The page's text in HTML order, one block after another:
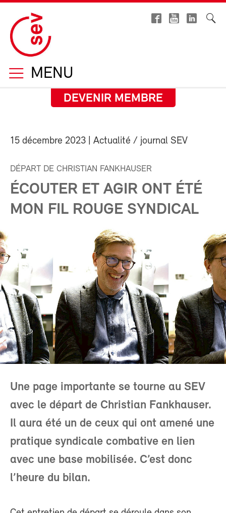
MENU
DEVENIR MEMBRE
15 décembre 2023 | Actualité / journal SEV
DÉPART DE CHRISTIAN FANKHAUSER
ÉCOUTER ET AGIR ONT ÉTÉ
MON FIL ROUGE SYNDICAL
Une page importante se tourne au SEV
avec le départ de Christian Fankhauser.
Il aura été un de ceux qui ont amené une
pratique syndicale combative en lien
avec une base mobilisée. C’est donc
l’heure du bilan.